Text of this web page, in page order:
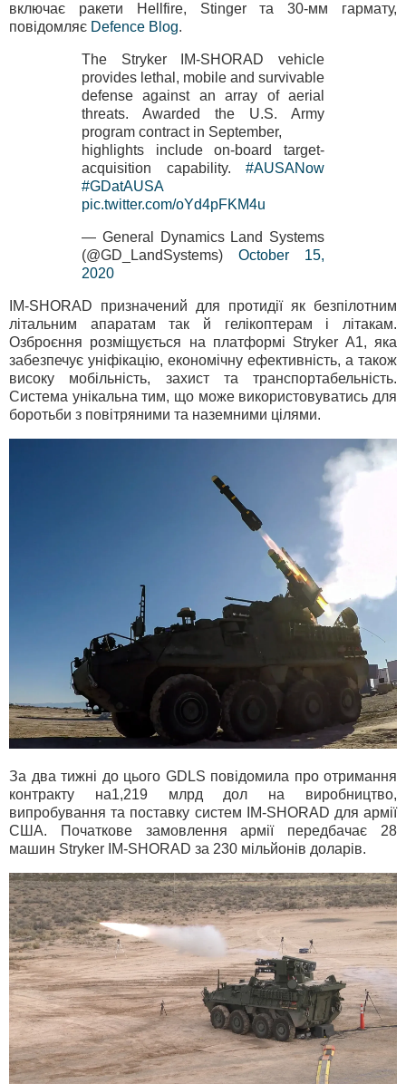
включає ракети Hellfire, Stinger та 30-мм гармату,
повідомляє Defence Blog.
The Stryker IM-SHORAD vehicle
provides lethal, mobile and survivable
defense against an array of aerial
threats. Awarded the U.S. Army
program contract in September,
highlights include on-board target-
acquisition capability. #AUSANow
#GDatAUSA
pic.twitter.com/oYd4pFKM4u
— General Dynamics Land Systems
(@GD_LandSystems) October 15,
2020
IM-SHORAD призначений для протидії як безпілотним
літальним апаратам так й гелікоптерам і літакам.
Озброєння розміщується на платформі Stryker A1, яка
забезпечує уніфікацію, економічну ефективність, а також
високу мобільність, захист та транспортабельність.
Система унікальна тим, що може використовуватись для
боротьби з повітряними та наземними цілями.
За два тижні до цього GDLS повідомила про отримання
контракту на1,219 млрд дол на виробництво,
випробування та поставку систем IM-SHORAD для армії
США. Початкове замовлення армії передбачає 28
машин Stryker IM-SHORAD за 230 мільйонів доларів.